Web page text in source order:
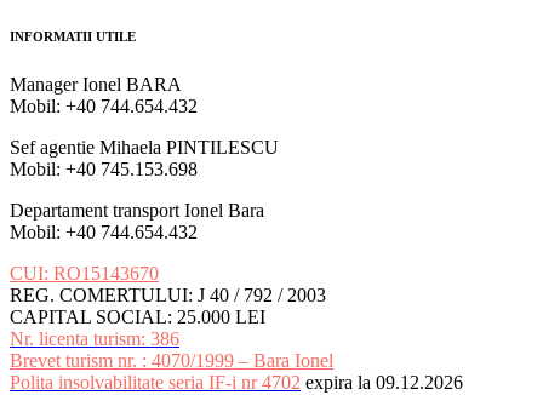
INFORMATII UTILE
Manager Ionel BARA
Mobil: +40 744.654.432
Sef agentie Mihaela PINTILESCU
Mobil: +40 745.153.698
Departament transport Ionel Bara
Mobil: +40 744.654.432
CUI: RO15143670
REG. COMERTULUI: J 40 / 792 / 2003
CAPITAL SOCIAL: 25.000 LEI
Nr. licenta turism: 386
Brevet turism nr. : 4070/1999 – Bara Ionel
Polita insolvabilitate seria IF-i nr 4702 expira la 09.12.2026